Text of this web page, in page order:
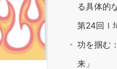
る具体的
第24回ｌ
功を掴む
来」